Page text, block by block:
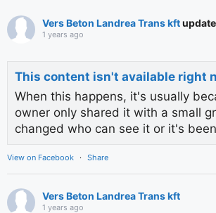
Vers Beton Landrea Trans kft
1 years ago
This content isn't available right
When this happens, it's usually
owner only shared it with a small
changed who can see it or it's
View on Facebook · Share
Vers Beton Landrea Trans kft
1 years ago